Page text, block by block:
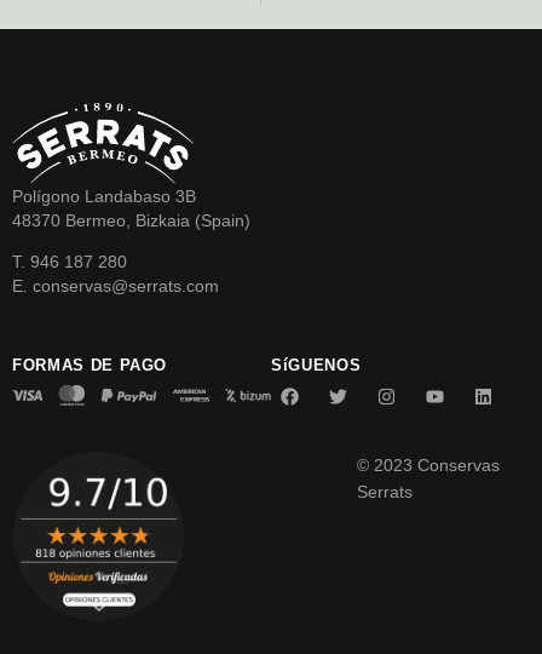
Polígono Landabaso 3B
48370 Bermeo, Bizkaia (Spain)
T. 946 187 280
E. conservas@serrats.com
FORMAS DE PAGO SíGUENOS
© 2023 Conservas
Serrats